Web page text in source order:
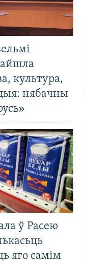
культура,
нябачны
ў Расею
яго самім